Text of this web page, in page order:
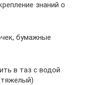
знаний о
бумажные
в таз с водой